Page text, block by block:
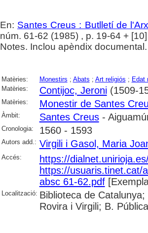
En: Santes Creus : Butlletí de
núm. 61-62 (1985) , p. 19-64 +
Notes. Inclou apèndix documental.
Matèries: Monestirs ; Abats ; Art religiós ; Edat
Matèries:
Contijoc, Jeroni(1509-
Matèries: Monestir de Santes
Àmbit: Santes Creus-
Cronologia: 1560 - 1593
Autors add.: Virgili i Gasol, Maria
Accés:
https://
https://usuaris.tinet.cat/
absc 61-62.pdf
Localització: Biblioteca de
Rovira i Virgili; B.